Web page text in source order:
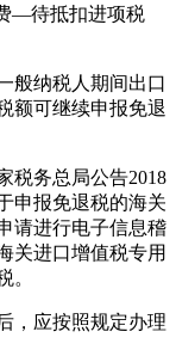
—待抵扣进项税
般纳税人期间出口
额可继续申报免退
税务总局公告2018
申报免退税的海关
请进行电子信息稽
关进口增值税专用
。
，应按照规定办理